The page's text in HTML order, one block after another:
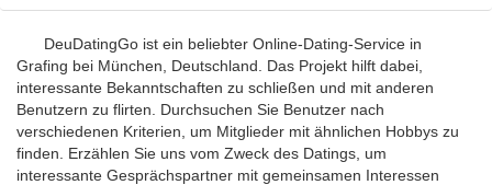
DeuDatingGo ist ein beliebter Online-Dating-Service in
Grafing bei München, Deutschland. Das Projekt hilft dabei,
interessante Bekanntschaften zu schließen und mit anderen
Benutzern zu flirten. Durchsuchen Sie Benutzer nach
verschiedenen Kriterien, um Mitglieder mit ähnlichen Hobbys zu
finden. Erzählen Sie uns vom Zweck des Datings, um
interessante Gesprächspartner mit gemeinsamen Interessen